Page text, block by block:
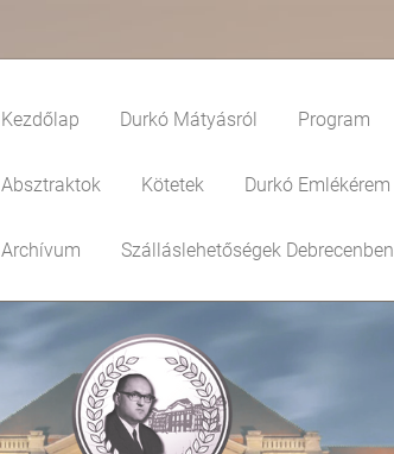
Kezdőlap Durkó Mátyásról Program
Absztraktok Kötetek Durkó Emlékérem
Archívum Szálláslehetőségek Debrecenben